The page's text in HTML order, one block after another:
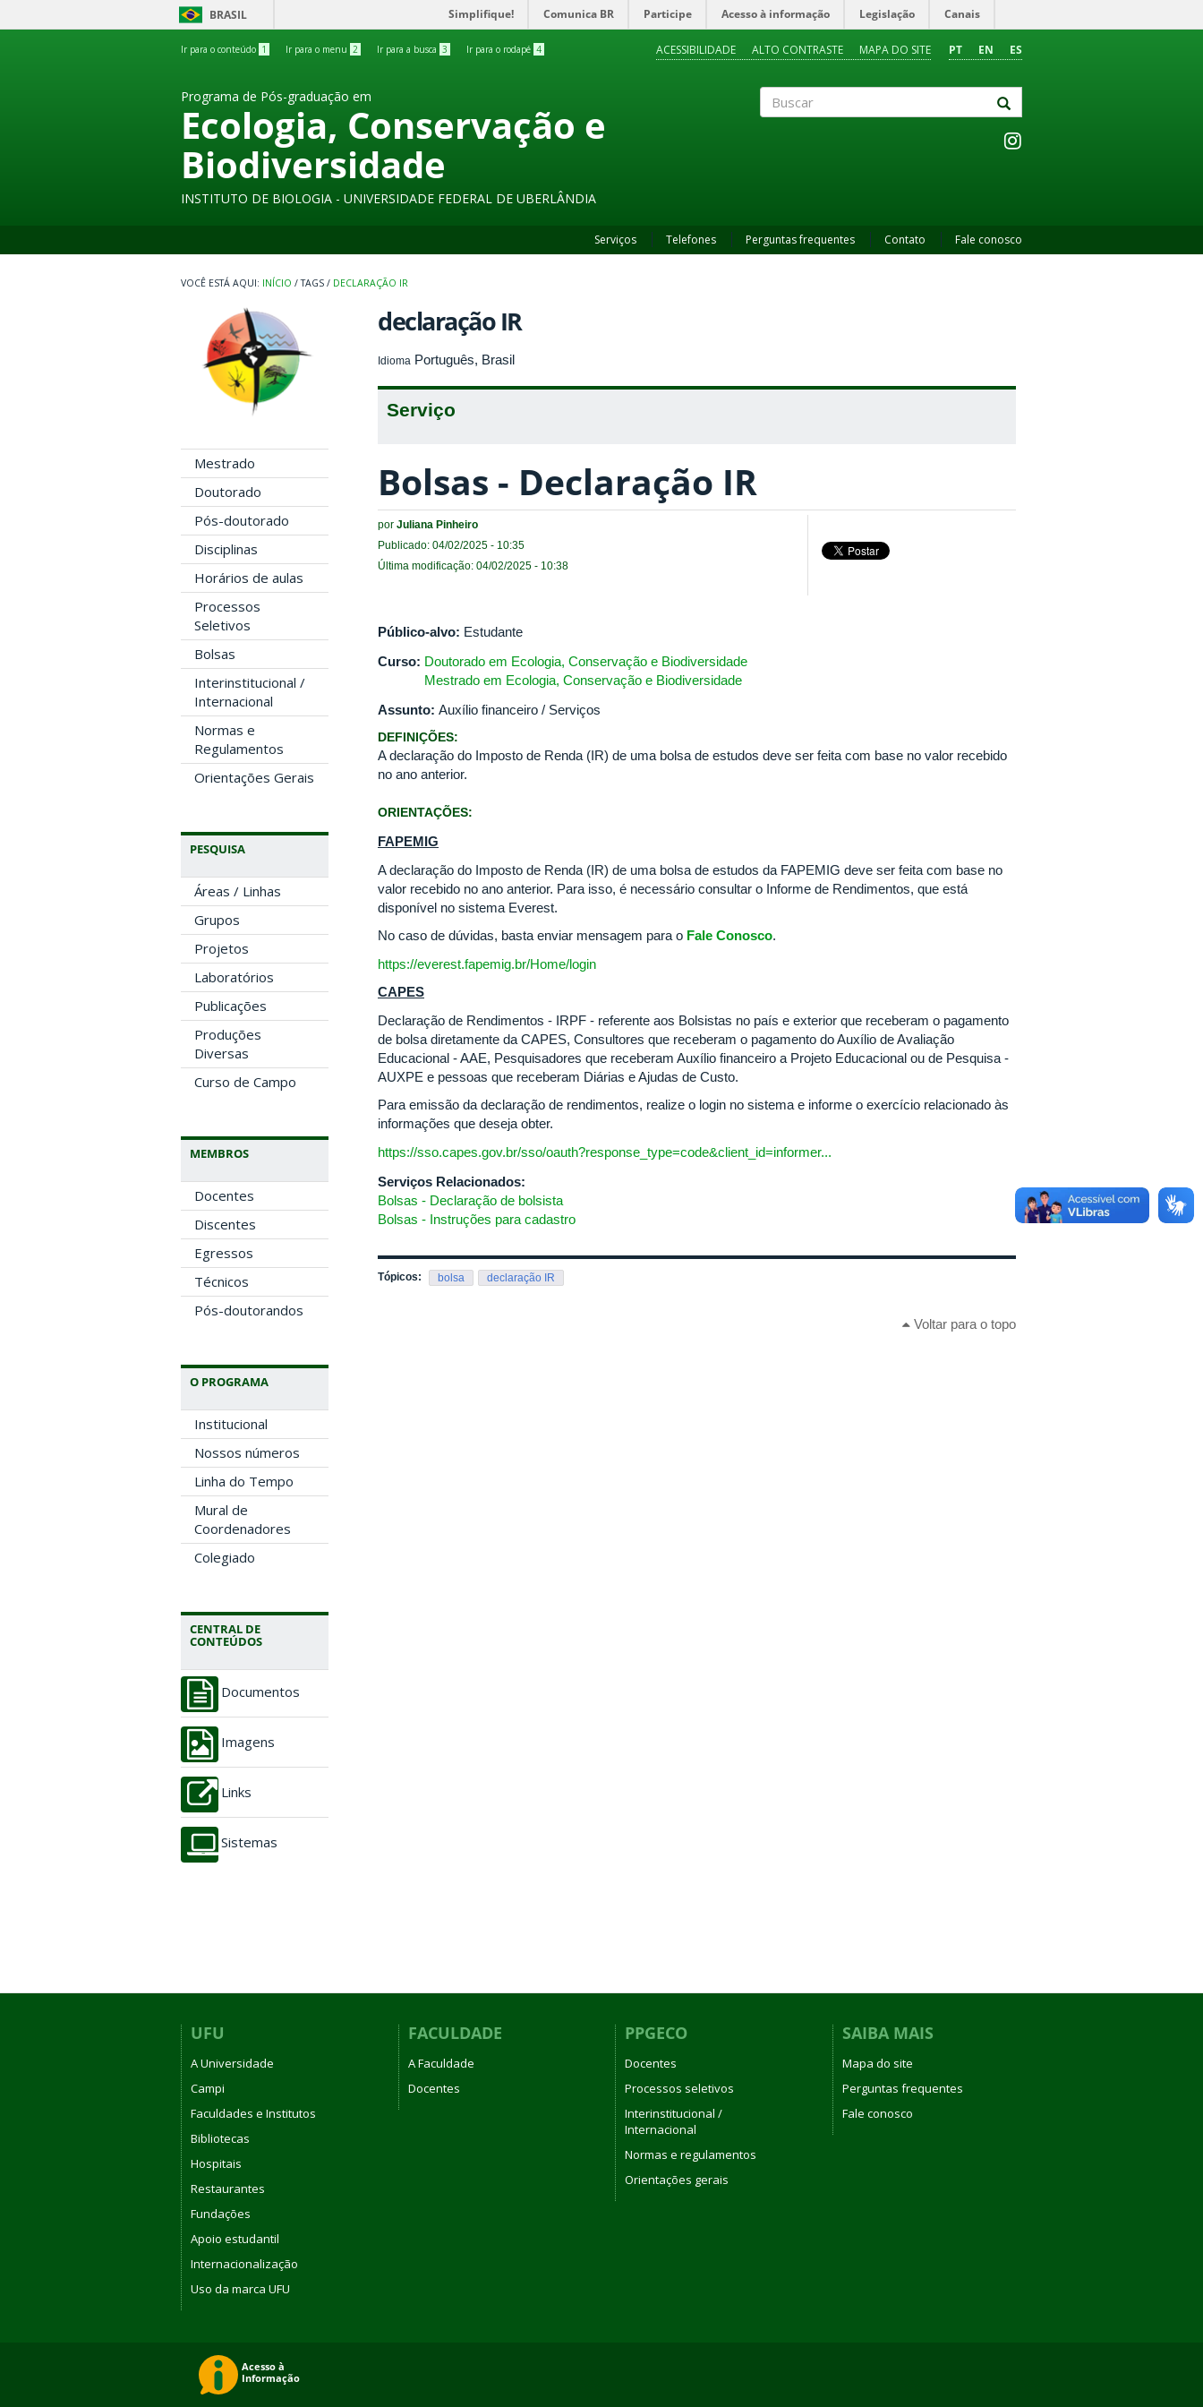
BRASIL Simplifique! Comunica BR Participe Acesso à informação Legislação Canais
Ir para o conteúdo 1 Ir para o menu 2 Ir para a busca 3 Ir para o rodapé 4 PT EN ES
ACESSIBILIDADE ALTO CONTRASTE MAPA DO SITE
Programa de Pós-graduação em
Ecologia, Conservação e
Biodiversidade
INSTITUTO DE BIOLOGIA - UNIVERSIDADE FEDERAL DE UBERLÂNDIA
Serviços Telefones Perguntas frequentes Contato Fale conosco
INÍCIO / TAGS / DECLARAÇÃO IR
Mestrado
Doutorado
Pós-doutorado
Disciplinas
Horários de aulas
Processos
Seletivos
Bolsas
Interinstitucional /
Internacional
Normas e
Regulamentos
Orientações Gerais
PESQUISA
Áreas / Linhas
Grupos
Projetos
Laboratórios
Publicações
Produções
Diversas
Curso de Campo
MEMBROS
Docentes
Discentes
Egressos
Técnicos
Pós-doutorandos
O PROGRAMA
Institucional
Nossos números
Linha do Tempo
Mural de
Coordenadores
Colegiado
CENTRAL DE
CONTEÚDOS
Documentos
Imagens
Links
Sistemas
declaração IR
Idioma Português, Brasil
Serviço
Bolsas - Declaração IR
por Juliana Pinheiro
Publicado: 04/02/2025 - 10:35
Última modificação: 04/02/2025 - 10:38
Público-alvo: Estudante
Curso: Doutorado em Ecologia, Conservação e Biodiversidade
Mestrado em Ecologia, Conservação e Biodiversidade
Assunto: Auxílio financeiro / Serviços
DEFINIÇÕES:
A declaração do Imposto de Renda (IR) de uma bolsa de estudos deve ser feita com base no valor recebido
no ano anterior.
ORIENTAÇÕES:
FAPEMIG
A declaração do Imposto de Renda (IR) de uma bolsa de estudos da FAPEMIG deve ser feita com base no
valor recebido no ano anterior. Para isso, é necessário consultar o Informe de Rendimentos, que está
disponível no sistema Everest.
No caso de dúvidas, basta enviar mensagem para o Fale Conosco.
https://everest.fapemig.br/Home/login
CAPES
Declaração de Rendimentos - IRPF - referente aos Bolsistas no país e exterior que receberam o pagamento
de bolsa diretamente da CAPES, Consultores que receberam o pagamento do Auxílio de Avaliação
Educacional - AAE, Pesquisadores que receberam Auxílio financeiro a Projeto Educacional ou de Pesquisa -
AUXPE e pessoas que receberam Diárias e Ajudas de Custo.
Para emissão da declaração de rendimentos, realize o login no sistema e informe o exercício relacionado às
informações que deseja obter.
https://sso.capes.gov.br/sso/oauth?response_type=code&client_id=informer...
Serviços Relacionados:
Bolsas - Declaração de bolsista
Bolsas - Instruções para cadastro
Tópicos: bolsa declaração IR
Voltar para o topo
UFU
A Universidade
Campi
Faculdades e Institutos
Bibliotecas
Hospitais
Restaurantes
Fundações
Apoio estudantil
Internacionalização
Uso da marca UFU
FACULDADE
A Faculdade
Docentes
PPGECO
Docentes
Processos seletivos
Interinstitucional /
Internacional
Normas e regulamentos
Orientações gerais
SAIBA MAIS
Mapa do site
Perguntas frequentes
Fale conosco